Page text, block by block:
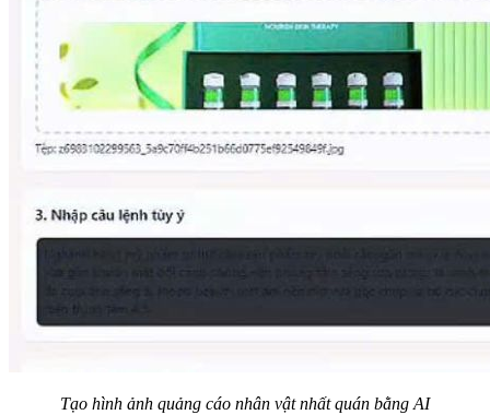
Tạo hình ảnh quảng cáo nhân vật nhất quán bằng AI